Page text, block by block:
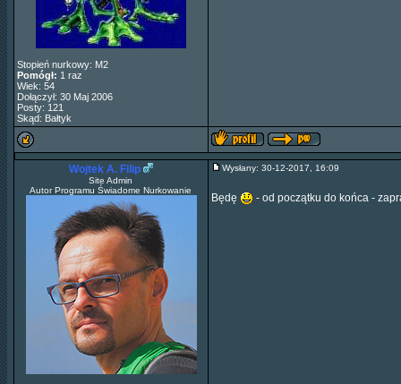
Stopień nurkowy: M2
Pomógł: 1 raz
Wiek: 54
Dołączył: 30 Maj 2006
Posty: 121
Skąd: Bałtyk
Wojtek A. Filip
Site Admin
Autor Programu Świadome Nurkowanie
Wysłany: 30-12-2017, 16:09
Będę - od początku do końca -